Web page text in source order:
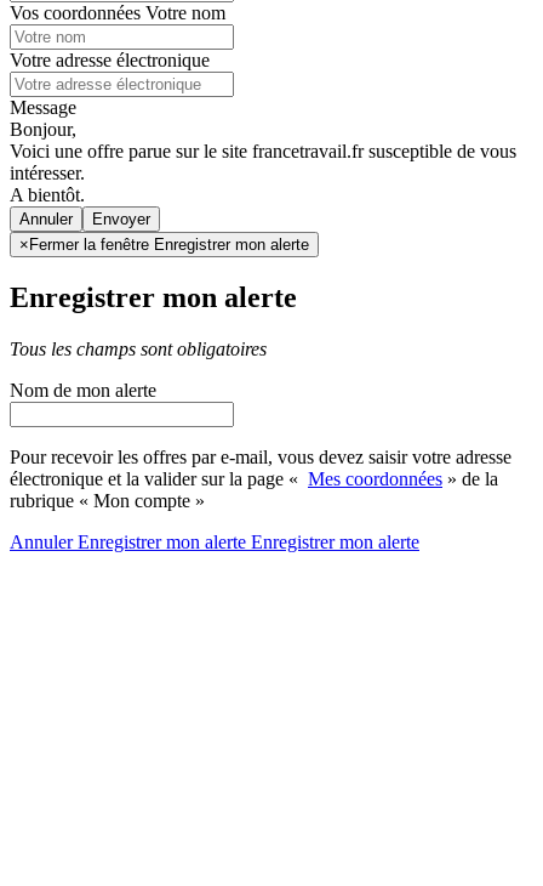
Vos coordonnées Votre nom
Votre adresse électronique
Message
Bonjour,
Voici une offre parue sur le site francetravail.fr susceptible de vous
intéresser.
A bientôt.
Annuler
× Fermer la fenêtre Enregistrer mon alerte
Enregistrer mon alerte
Tous les champs sont obligatoires
Nom de mon alerte
Pour recevoir les offres par e-mail, vous devez saisir votre adresse
électronique et la valider sur la page « Mes coordonnées » de la
rubrique « Mon compte »
AnnulerEnregistrer mon alerte Enregistrermon alerte